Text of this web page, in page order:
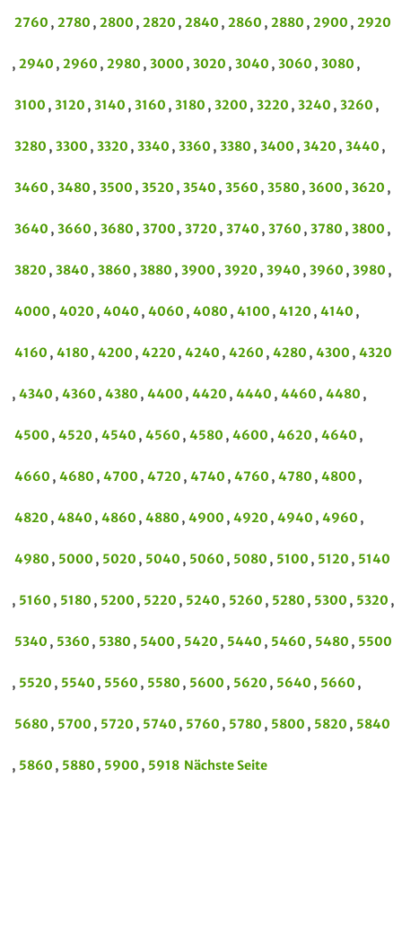
2760 , 2780 , 2800 , 2820 , 2840 , 2860 , 2880 , 2900 , 2920
, 2940 , 2960 , 2980 , 3000 , 3020 , 3040 , 3060 , 3080 ,
3100 , 3120 , 3140 , 3160 , 3180 , 3200 , 3220 , 3240 , 3260 ,
3280 , 3300 , 3320 , 3340 , 3360 , 3380 , 3400 , 3420 , 3440 ,
3460 , 3480 , 3500 , 3520 , 3540 , 3560 , 3580 , 3600 , 3620 ,
3640 , 3660 , 3680 , 3700 , 3720 , 3740 , 3760 , 3780 , 3800 ,
3820 , 3840 , 3860 , 3880 , 3900 , 3920 , 3940 , 3960 , 3980 ,
4000 , 4020 , 4040 , 4060 , 4080 , 4100 , 4120 , 4140 ,
4160 , 4180 , 4200 , 4220 , 4240 , 4260 , 4280 , 4300 , 4320
, 4340 , 4360 , 4380 , 4400 , 4420 , 4440 , 4460 , 4480 ,
4500 , 4520 , 4540 , 4560 , 4580 , 4600 , 4620 , 4640 ,
4660 , 4680 , 4700 , 4720 , 4740 , 4760 , 4780 , 4800 ,
4820 , 4840 , 4860 , 4880 , 4900 , 4920 , 4940 , 4960 ,
4980 , 5000 , 5020 , 5040 , 5060 , 5080 , 5100 , 5120 , 5140
, 5160 , 5180 , 5200 , 5220 , 5240 , 5260 , 5280 , 5300 , 5320 ,
5340 , 5360 , 5380 , 5400 , 5420 , 5440 , 5460 , 5480 , 5500
, 5520 , 5540 , 5560 , 5580 , 5600 , 5620 , 5640 , 5660 ,
5680 , 5700 , 5720 , 5740 , 5760 , 5780 , 5800 , 5820 , 5840
, 5860 , 5880 , 5900 , 5918 Nächste Seite